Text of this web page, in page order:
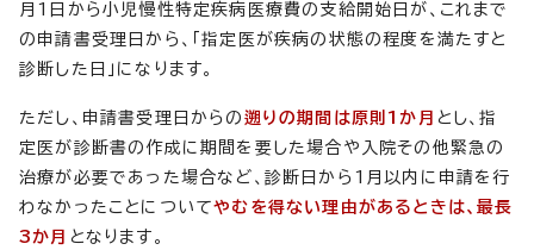
月1日から小児慢性特定疾病医療費の支給開始日が、これまで
の申請書受理日から、「指定医が疾病の状態の程度を満たすと
診断した日」になります。
ただし、申請書受理日からの 遡りの期間は原則1か月 とし、指
定医が診断書の作成に期間を要した場合や入院その他緊急の
治療が必要であった場合など、診断日から1月以内に申請を行
わなかったことについてやむを得ない理由があるときは、最長
3か月 となります。